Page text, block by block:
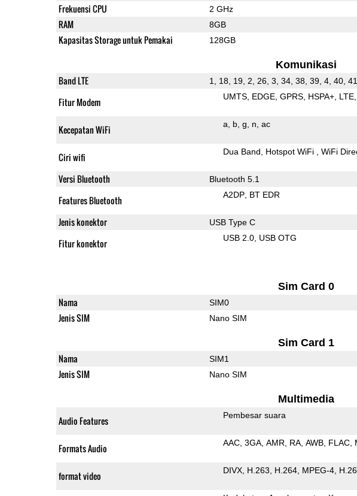
Frekuensi CPU 2 GHz
RAM 8GB
Kapasitas Storage untuk Pemakai 128GB
Komunikasi
Band LTE 1, 18, 19, 2, 26, 3, 34, 38, 39, 4, 40,
Fitur Modem UMTS EDGE GPRS HSPA+ LTE
Kecepatan WiFi a b g n ac
Ciri wifi Dua Band Hotspot WiFi WiFi
Versi Bluetooth Bluetooth 5.1
Features Bluetooth A2DP BT EDR
Jenis konektor USB Type C
Fitur konektor USB 2.0 USB OTG
Sim Card 0
Nama SIM0
Jenis SIM Nano SIM
Sim Card 1
Nama SIM1
Jenis SIM Nano SIM
Multimedia
Audio Features Pembesar suara
Formats Audio AAC 3GA AMR RA AWB FLAC
format video DIVX H.263 H.264 MPEG-4